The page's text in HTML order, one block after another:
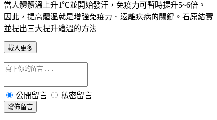
當人體體溫上升1℃並開始發汗，免疫力可暫時提升5~6倍。
因此，提高體溫就是增強免疫力、遠離疾病的關鍵。石原結實
並提出三大提升體溫的方法
載入更多
公開留言 私密留言
發佈留言